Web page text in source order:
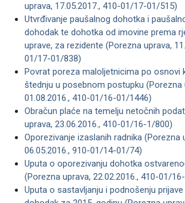
uprava, 17.05.2017., 410-01/17-01/515)
Utvrđivanje paušalnog dohotka i
dohodak te dohotka od imovine prema
uprave, za rezidente (Porezna uprava,
01/17-01/838)
Povrat poreza maloljetnicima po osnovi
štednju u posebnom postupku (Porezna
01.08.2016., 410-01/16-01/1446)
Obračun plaće na temelju netočnih
uprava, 23.06.2016., 410-01/16-1/800)
Oporezivanje izaslanih radnika (Porezna
06.05.2016., 910-01/14-01/74)
Uputa o oporezivanju dohotka
(Porezna uprava, 22.02.2016., 410-01/
Uputa o sastavljanju i podnošenju